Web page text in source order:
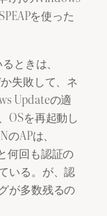
を使った
ときは、
失敗して、ネ
Updateの適
OSを再起動し
APは、
何回も認証の
いる。が、認
が多数残るの